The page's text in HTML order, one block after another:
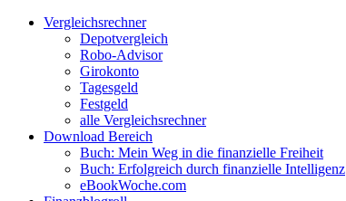
Zum
Facebook
Twitter
Instagram
Pinterest
YouTubeVergleichsrechner
Depotvergleich
Robo-Advisor
Girokonto
Tagesgeld
Festgeld
alle Vergleichsrechner
Download Bereich
Buch: Mein Weg in die finanzielle Freiheit
Buch: Erfolgreich durch finanzielle Intelligenz
eBookWoche.com